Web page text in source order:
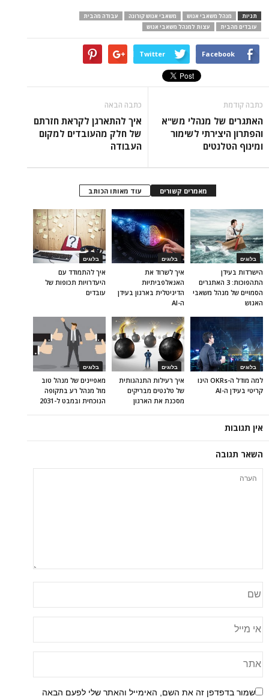
תגיות מנהל משאבי אנוש משאבי אנוש קורונה
עבודה מהבית
עובדים מהבית
עצות למנהל משאבי אנוש
Facebook
Twitter
כתבה קודמת
האתגרים של מנהלי מש"א
והפתרון היצירתי לשימור
ומינוף הטלנטים
כתבה הבאה
איך להתארגן לקראת חזרתם
של חלק מהעובדים למקום
העבודה
מאמרים קשורים עוד מאותו הכותב
בלוגים
איך להתמודד עם
היעדרויות תכופות של
עובדים
בלוגים
איך לשרוד את
האנאלפביתיוּת
הדיגיטלית בארגון בעידן
ה-AI
בלוגים
הישרדות בעידן
התהפוכות: 3 האתגרים
הסמויים של מנהל משאבי
האנוש
בלוגים
מאפיינים של מנהל טוב
מול מנהל רע בתקופה
הנוכחית ובמבט ל-2031
בלוגים
איך רעילות התנהגותית
של טלנטים מבריקים
מסכנת את הארגון
בלוגים
למה מודל ה-OKRs הינו
קריטי בעידן ה-AI
אין תגובות
השאר תגובה
שמור בדפדפן זה את השם, האימייל והאתר שלי לפעם הבאה